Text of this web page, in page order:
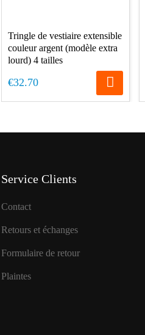
Tringle de vestiaire extensible
couleur argent (modèle extra
lourd) 4 tailles
€32.70
Service Clients
Contact
Retours et échanges
Formulaire de retour
Plaintes